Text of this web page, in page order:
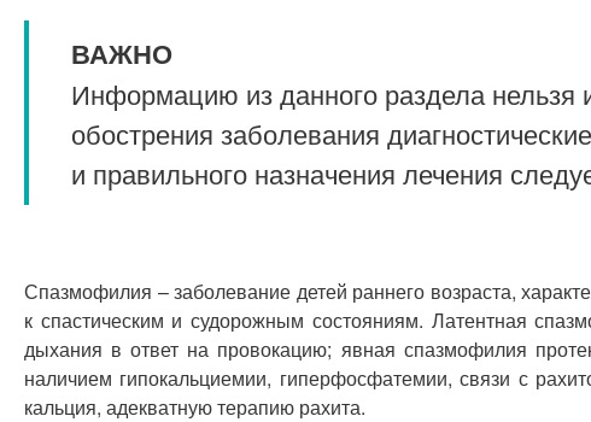
ВАЖНО
Информацию из данного раздела нельзя
обострения заболевания
и правильного назначения лечения
Спазмофилия – заболевание детей раннего возраста,
к спастическим и судорожным состояниям. Латентная
дыхания в ответ на провокацию; явная спазмофилия
наличием гипокальциемии, гиперфосфатемии, связи с
кальция, адекватную терапию рахита.